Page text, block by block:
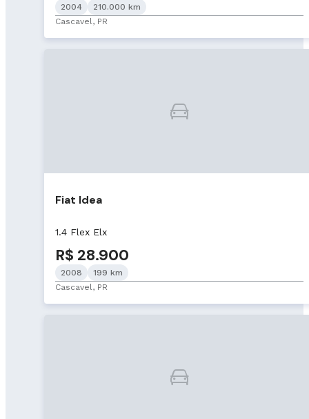
2004
210.000 km
Cascavel, PR
Fiat Idea
1.4 Flex Elx
R$ 28.900
2008
199 km
Cascavel, PR